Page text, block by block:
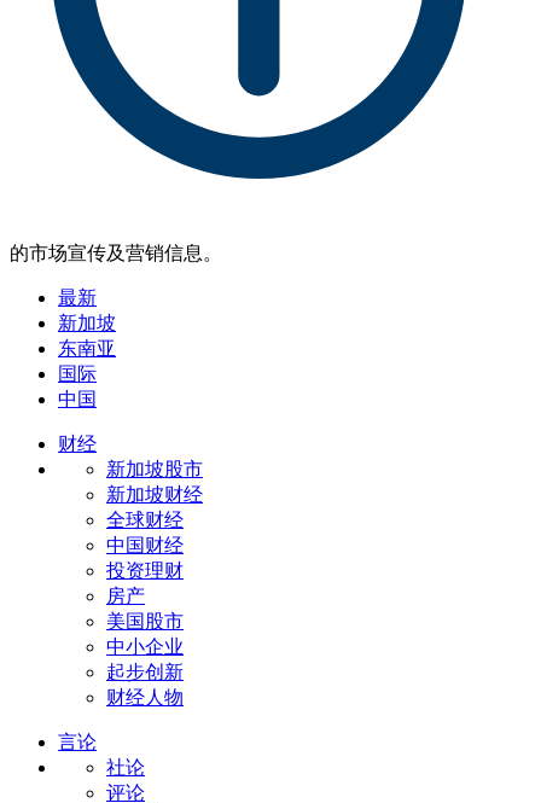
的市场宣传及营销信息。
最新
新加坡
东南亚
国际
中国
财经
新加坡股市
新加坡财经
全球财经
中国财经
投资理财
房产
美国股市
中小企业
起步创新
财经人物
言论
社论
评论